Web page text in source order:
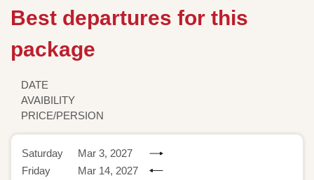
Best departures for this
package
DATE
AVAIBILITY
PRICE/PERSION
Saturday
Mar 3, 2027
Friday
Mar 14, 2027